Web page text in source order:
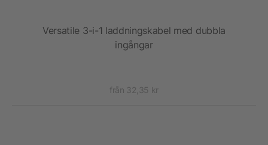
Versatile 3-i-1 laddningskabel med dubbla
ingångar
från 32,35 kr